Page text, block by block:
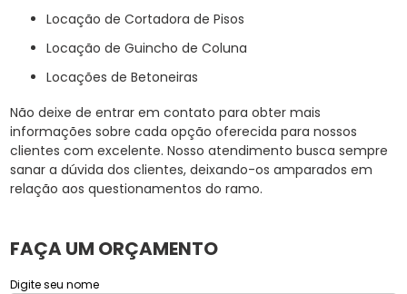
Locação de Cortadora de Pisos
Locação de Guincho de Coluna
Locações de Betoneiras
Não deixe de entrar em contato para obter mais
informações sobre cada opção oferecida para nossos
clientes com excelente. Nosso atendimento busca sempre
sanar a dúvida dos clientes, deixando-os amparados em
relação aos questionamentos do ramo.
FAÇA UM ORÇAMENTO
Digite seu nome